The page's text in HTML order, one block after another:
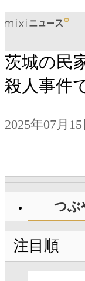
茨城の民
殺人事件
2025年07月
つぶ
注目順